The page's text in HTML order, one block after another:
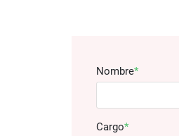
Nombre
Cargo